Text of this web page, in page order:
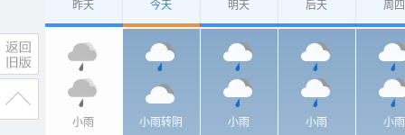
昨天 今天 明天 后天 周四
小雨 小雨转阴 小雨 小雨 小雨